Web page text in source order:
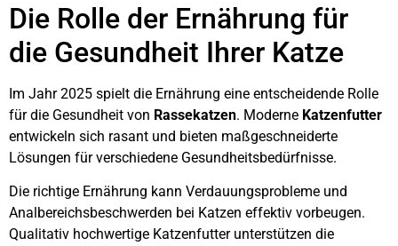
Die Rolle der Ernährung für
die Gesundheit Ihrer Katze
Im Jahr 2025 spielt die Ernährung eine entscheidende Rolle
für die Gesundheit von Rassekatzen. Moderne Katzenfutter
entwickeln sich rasant und bieten maßgeschneiderte
Lösungen für verschiedene Gesundheitsbedürfnisse.
Die richtige Ernährung kann Verdauungsprobleme und
Analbereichsbeschwerden bei Katzen effektiv vorbeugen.
Qualitativ hochwertige Katzenfutter unterstützen die